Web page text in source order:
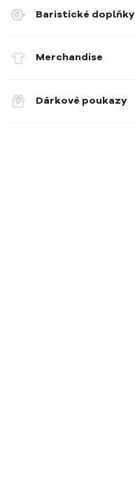
Baristické doplňky
Merchandise
Dárkové poukazy